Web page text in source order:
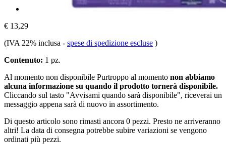
€ 13,29
(IVA 22% inclusa - spese di spedizione escluse )
Contenuto: 1 pz.
Al momento non disponibile Purtroppo al momento non abbiamo
alcuna informazione su quando il prodotto tornerà disponibile.
Cliccando sul tasto "Avvisami quando sarà disponibile", riceverai un
messaggio appena sarà di nuovo in assortimento.
Di questo articolo sono rimasti ancora 0 pezzi. Presto ne arriveranno
altri! La data di consegna potrebbe subire variazioni se vengono
ordinati più pezzi.